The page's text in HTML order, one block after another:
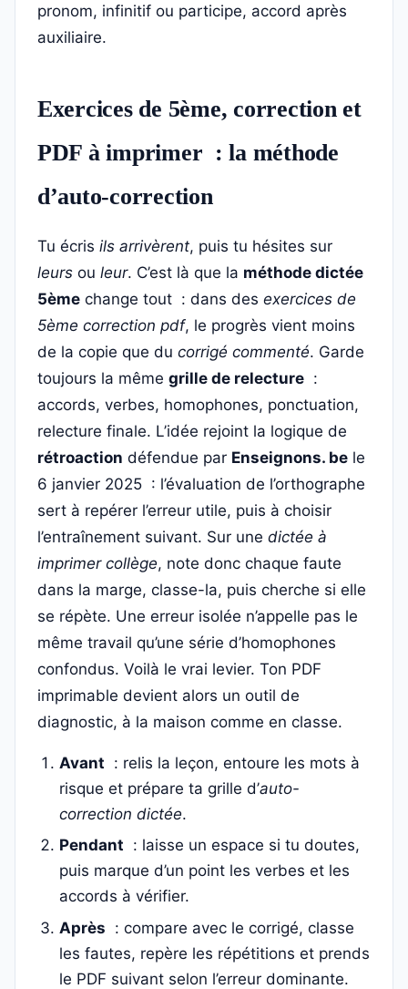
pronom, infinitif ou participe, accord après
auxiliaire.
Exercices de 5ème, correction et
PDF à imprimer : la méthode
d’auto-correction
Tu écris ils arrivèrent, puis tu hésites sur
leurs ou leur. C’est là que la méthode dictée
5ème change tout : dans des exercices de
5ème correction pdf, le progrès vient moins
de la copie que du corrigé commenté. Garde
toujours la même grille de relecture :
accords, verbes, homophones, ponctuation,
relecture finale. L’idée rejoint la logique de
rétroaction défendue par Enseignons. be le
6 janvier 2025 : l’évaluation de l’orthographe
sert à repérer l’erreur utile, puis à choisir
l’entraînement suivant. Sur une dictée à
imprimer collège, note donc chaque faute
dans la marge, classe-la, puis cherche si elle
se répète. Une erreur isolée n’appelle pas le
même travail qu’une série d’homophones
confondus. Voilà le vrai levier. Ton PDF
imprimable devient alors un outil de
diagnostic, à la maison comme en classe.
Avant : relis la leçon, entoure les mots à
risque et prépare ta grille d’auto-
correction dictée.
Pendant : laisse un espace si tu doutes,
puis marque d’un point les verbes et les
accords à vérifier.
Après : compare avec le corrigé, classe
les fautes, repère les répétitions et prends
le PDF suivant selon l’erreur dominante.